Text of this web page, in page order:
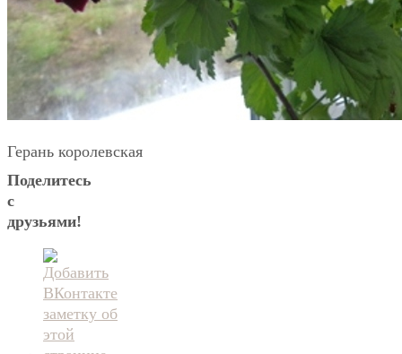
Герань королевская
Поделитесь
с
друзьями!